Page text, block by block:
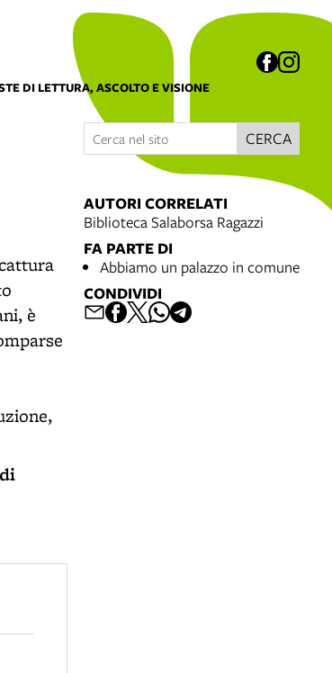
DI LETTURA, ASCOLTO E VISIONE
CERCA
è
di
AUTORI CORRELATI
Biblioteca Salaborsa Ragazzi
FA PARTE DI
Abbiamo un palazzo in comune
CONDIVIDI